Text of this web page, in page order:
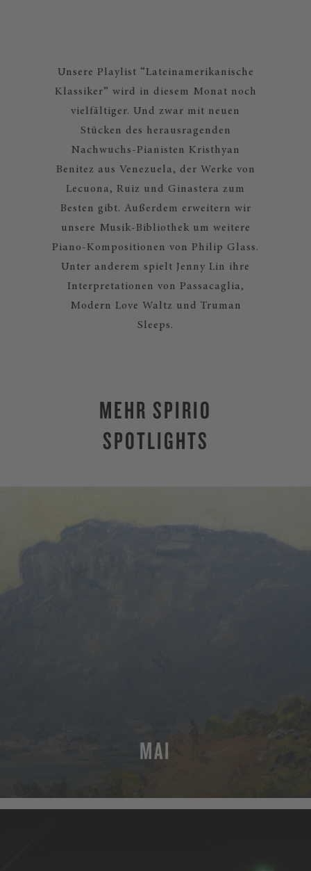
Unsere Playlist “Lateinamerikanische
Klassiker” wird in diesem Monat noch
vielfältiger. Und zwar mit neuen
Stücken des herausragenden
Nachwuchs-Pianisten Kristhyan
Benitez aus Venezuela, der Werke von
Lecuona, Ruiz und Ginastera zum
Besten gibt. Außerdem erweitern wir
unsere Musik-Bibliothek um weitere
Piano-Kompositionen von Philip Glass.
Unter anderem spielt Jenny Lin ihre
Interpretationen von Passacaglia,
Modern Love Waltz und Truman
Sleeps.
MEHR SPIRIO
SPOTLIGHTS
MAI